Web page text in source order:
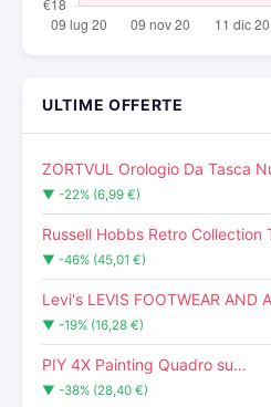
ULTIME OFFERTE
ZORTVUL Orologio Da Tasca
▼ -22% (6,99 €)
Russell Hobbs Retro Collection
▼ -46% (45,01 €)
Levi's LEVIS FOOTWEAR AND
▼ -19% (16,28 €)
PIY 4X Painting Quadro su…
▼ -38% (28,40 €)